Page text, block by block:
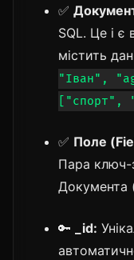
✅
SQL. Це і є
містить
"Іван",
["спорт",
✅ Поле
Пара ключ-
Документа
🔑 _id: